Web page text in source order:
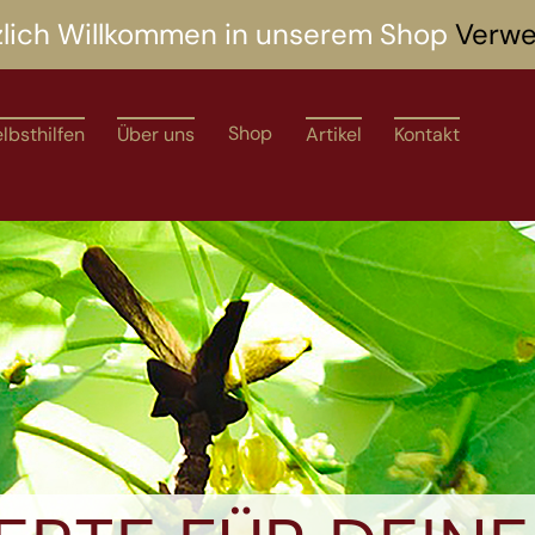
Willkommen in unserem Shop
Über uns Shop Artikel Kontakt